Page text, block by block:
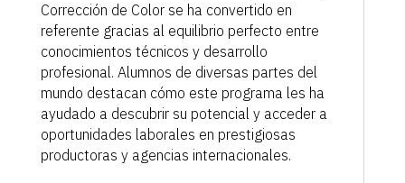
Corrección de Color se ha convertido en
referente gracias al equilibrio perfecto entre
conocimientos técnicos y desarrollo
profesional. Alumnos de diversas partes del
mundo destacan cómo este programa les ha
ayudado a descubrir su potencial y acceder a
oportunidades laborales en prestigiosas
productoras y agencias internacionales.